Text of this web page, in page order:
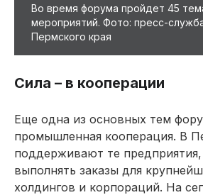
Во время форума пройдет 45
мероприятий. Фото: пресс-
Пермского края
Сила – в кооперации
Еще одна из основных тем
промышленная кооперация. В
поддерживают те
выполнять заказы для
холдингов и корпораций. На